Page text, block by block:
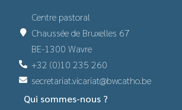
Centre pastoral
Chaussée de Bruxelles 67
BE-1300 Wavre
+32 (0)10 235 260
secretariat.vicariat@bwcatho.be
Qui sommes-nous ?